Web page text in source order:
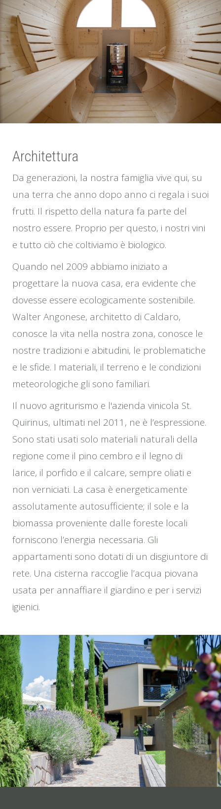
Architettura
Da generazioni, la nostra famiglia vive qui, su
una terra che anno dopo anno ci regala i suoi
frutti. Il rispetto della natura fa parte del
nostro essere. Proprio per questo, i nostri vini
e tutto ciò che coltiviamo è biologico.
Quando nel 2009 abbiamo iniziato a
progettare la nuova casa, era evidente che
dovesse essere ecologicamente sostenibile.
Walter Angonese, architetto di Caldaro,
conosce la vita nella nostra zona, conosce le
nostre tradizioni e abitudini, le problematiche
e le sfide. I materiali, il terreno e le condizioni
meteorologiche gli sono familiari.
Il nuovo agriturismo e l'azienda vinicola St.
Quirinus, ultimati nel 2011, ne è l’espressione.
Sono stati usati solo materiali naturali della
regione come il pino cembro e il legno di
larice, il porfido e il calcare, sempre oliati e
non verniciati. La casa è energeticamente
assolutamente autosufficiente; il sole e la
biomassa proveniente dalle foreste locali
forniscono l’energia necessaria. Gli
appartamenti sono dotati di un disgiuntore di
rete. Una cisterna raccoglie l’acqua piovana
usata per annaffiare il giardino e per i servizi
igienici.